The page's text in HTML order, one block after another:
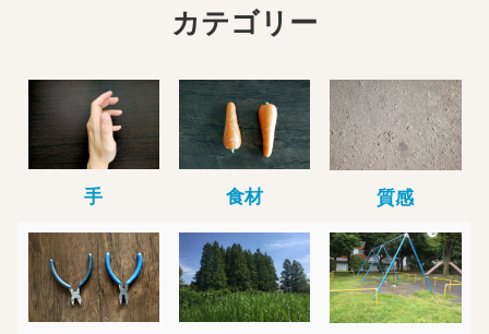
カテゴリー
手 食材 質感